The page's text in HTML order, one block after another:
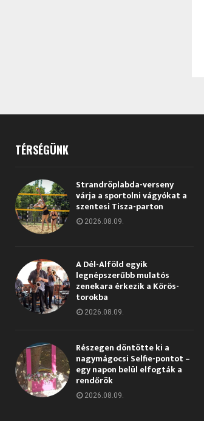
TÉRSÉGÜNK
Strandröplabda-verseny
várja a sportolni vágyókat a
szentesi Tisza-parton
2026.08.09.
A Dél-Alföld egyik
legnépszerűbb mulatós
zenekara érkezik a Körös-
torokba
2026.08.09.
Részegen döntötte ki a
nagymágocsi Selfie-pontot –
egy napon belül elfogták a
rendőrök
2026.08.09.